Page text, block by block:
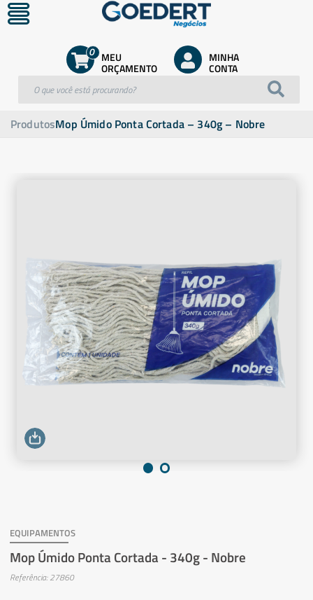
MEU
ORÇAMENTO
0 MINHA
CONTA
ProdutosMop Úmido Ponta Cortada – 340g – Nobre
EQUIPAMENTOS
Mop Úmido Ponta Cortada - 340g - Nobre
Referência: 27860